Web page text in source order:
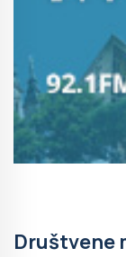
Društvene